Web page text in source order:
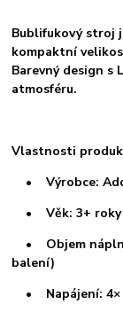
Bublifukový stroj
kompaktní
Barevný design s
atmosféru.
Vlastnosti
• Výrobce:
• Věk: 3+ roky
• Objem
balení)
• Napájení: 4×